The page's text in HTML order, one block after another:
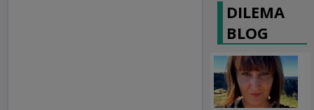
DILEMA
BLOG